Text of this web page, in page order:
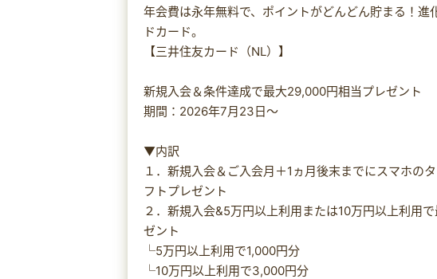
年会費は永年無料で、ポイントがどんどん貯まる！
ドカード。
【三井住友カード（NL）】
新規入会＆条件達成で最大29,000円相当プレゼント
期間：2026年7月23日～
▼内訳
１．新規入会＆ご入会月＋1ヵ月後末までにスマホの
フトプレゼント
２．新規入会&5万円以上利用または10万円以上利用
ゼント
└5万円以上利用で1,000円分
└10万円以上利用で3,000円分